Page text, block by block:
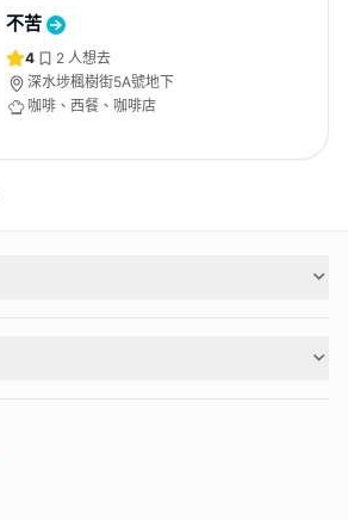
不苦
4 2 人想去
深水埗楓樹街5A號地下
咖啡、西餐、咖啡店